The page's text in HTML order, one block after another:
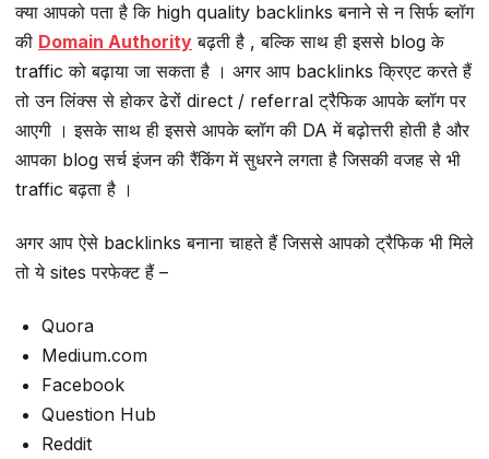
क्या आपको पता है कि high quality backlinks बनाने से न सिर्फ ब्लॉग
की Domain Authority बढ़ती है , बल्कि साथ ही इससे blog के
traffic को बढ़ाया जा सकता है । अगर आप backlinks क्रिएट करते हैं
तो उन लिंक्स से होकर ढेरों direct / referral ट्रैफिक आपके ब्लॉग पर
आएगी । इसके साथ ही इससे आपके ब्लॉग की DA में बढ़ोत्तरी होती है और
आपका blog सर्च इंजन की रैंकिंग में सुधरने लगता है जिसकी वजह से भी
traffic बढ़ता है ।
अगर आप ऐसे backlinks बनाना चाहते हैं जिससे आपको ट्रैफिक भी मिले
तो ये sites परफेक्ट हैं –
Quora
Medium.com
Facebook
Question Hub
Reddit